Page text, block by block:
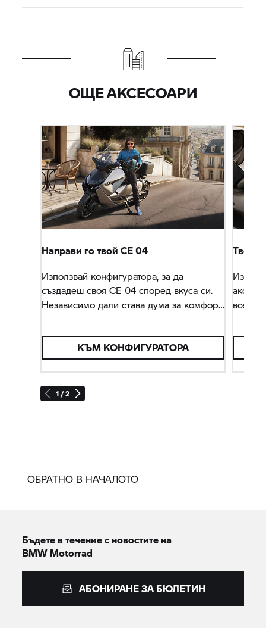
ОЩЕ АКСЕСОАРИ
1 / 2
Направи го твойCE 04
Използвай конфигуратора, за да
създадеш свояCE 04 според вкуса си.
Независимо дали става дума за комфорт,
какво най-добре подхожда на теб и на
твоя начин на живот.
КЪМ КОНФИГУРАТОРА
всеки
ОБРАТНО В НАЧАЛОТО
Бъдете в течение с новостите на
BMW Motorrad
АБОНИРАНЕ ЗА БЮЛЕТИН